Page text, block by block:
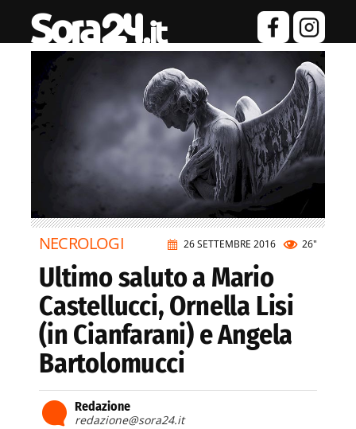
26 SETTEMBRE 2016 26"
NECROLOGI
Ultimo saluto a Mario
Castellucci, Ornella Lisi
(in Cianfarani) e Angela
Bartolomucci
Redazione
redazione@sora24.it